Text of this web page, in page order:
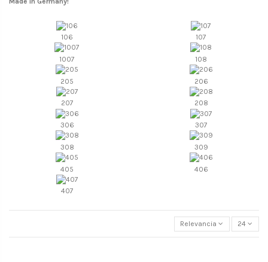
106 107
1007 108
205 206
207 208
306 307
308 309
405 406
407
Relevancia 24